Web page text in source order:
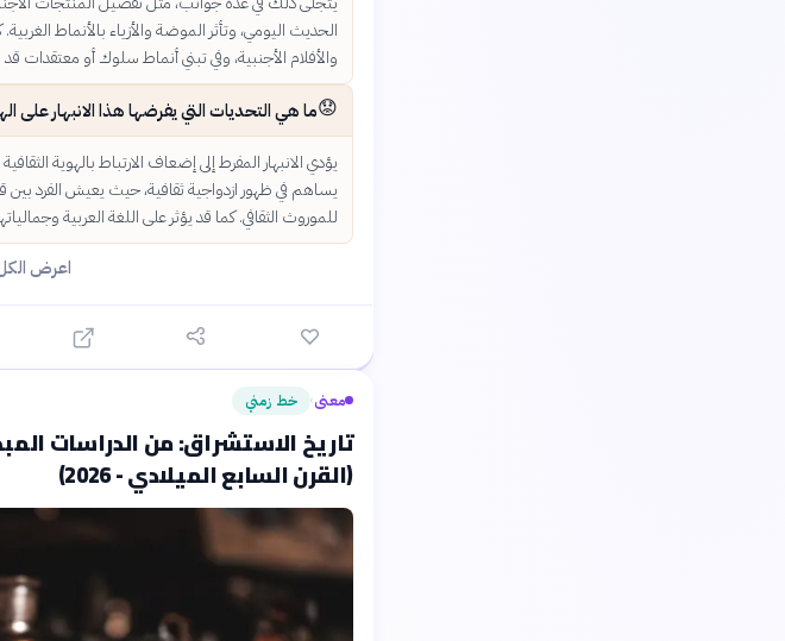
الحديث اليومي، وتأثر الموضة والأزياء بالأنماط
والأفلام الأجنبية، وفي تبني أنماط سلوك أو معتقدات قد
😟ما هي التحديات التي يفرضها هذا الانبهار على
يؤدي الانبهار المفرط إلى إضعاف الارتباط بالهوية
يساهم في ظهور ازدواجية ثقافية، حيث يعيش الفرد
للموروث الثقافي. كما قد يؤثر على اللغة العربية
اعرض الكل
معنى› خط زمني
تاريخ الاستشراق: من الدراسات
(القرن السابع الميلادي - 2026)